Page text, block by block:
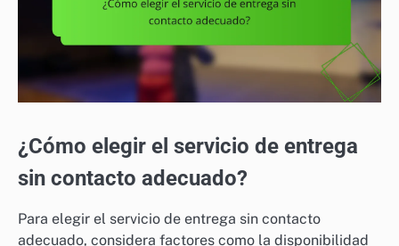
¿Cómo elegir el servicio de entrega
sin contacto adecuado?
Para elegir el servicio de entrega sin contacto
adecuado, considera factores como la disponibilidad